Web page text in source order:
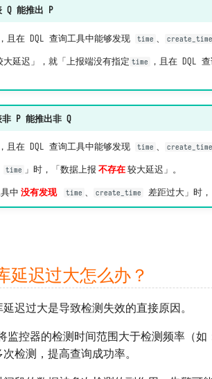
Q 能推出 P
，且在 DQL 查询工具中能够发现 time create_time
大延迟」，就「上报端没有指定 time ，且在 DQL
非 P 能推出非 Q
，且在 DQL 查询工具中能够发现 time 、 create_time
time 」时，「数据上报 不存在较大延迟」。
中 没有发现 time create_time 差距过大」时
迟过大怎么办？
迟过大是导致检测失效的直接原因。
监控器的检测时间范围大于检测频率（
检测，提高查询成功率。